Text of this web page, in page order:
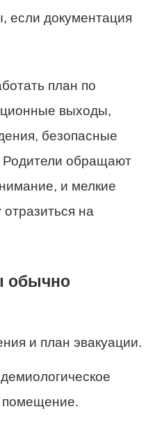
если документация
план по
выходы,
безопасные
обращают
и мелкие
на
обычно
и план эвакуации.
помещение.